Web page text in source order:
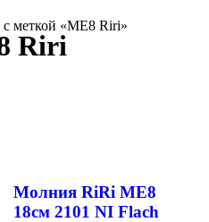
меткой «ME8 Riri»
Riri
Молния RiRi ME8
18см 2101 NI Flach